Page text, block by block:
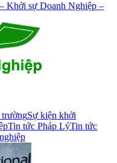
Khởi sự Doanh Nghiệp –
Sự kiện khởi
Tin tức Pháp LýTin tức